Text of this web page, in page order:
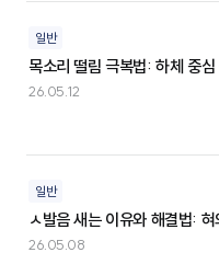
일반
목소리 떨림 극복법: 하체 중
26.05.12
일반
ㅅ발음 새는 이유와 해결법:
26.05.08